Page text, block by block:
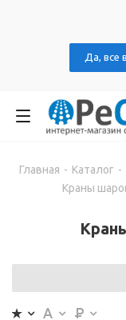
Да, все
Главная - Каталог -
Краны